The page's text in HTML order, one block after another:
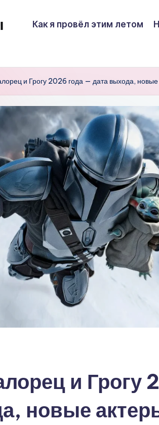
Как я провёл этим летом
и Грогу 2026 года — дата выхода,
и Грогу
новые